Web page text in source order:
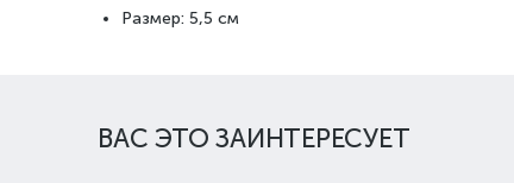
Размер: 5,5 см
ВАС ЭТО ЗАИНТЕРЕСУЕТ